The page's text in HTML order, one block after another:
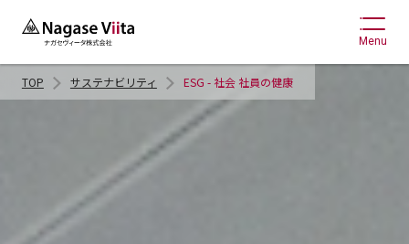
Menu
TOP サステナビリティ ESG - 社会 社員の健康